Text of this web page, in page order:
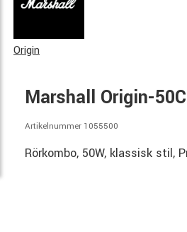
Origin
Marshall Origin-
Artikelnummer 1055500
Rörkombo, 50W, klassisk stil,